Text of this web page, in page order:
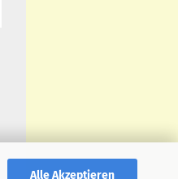
Alle Akzeptieren